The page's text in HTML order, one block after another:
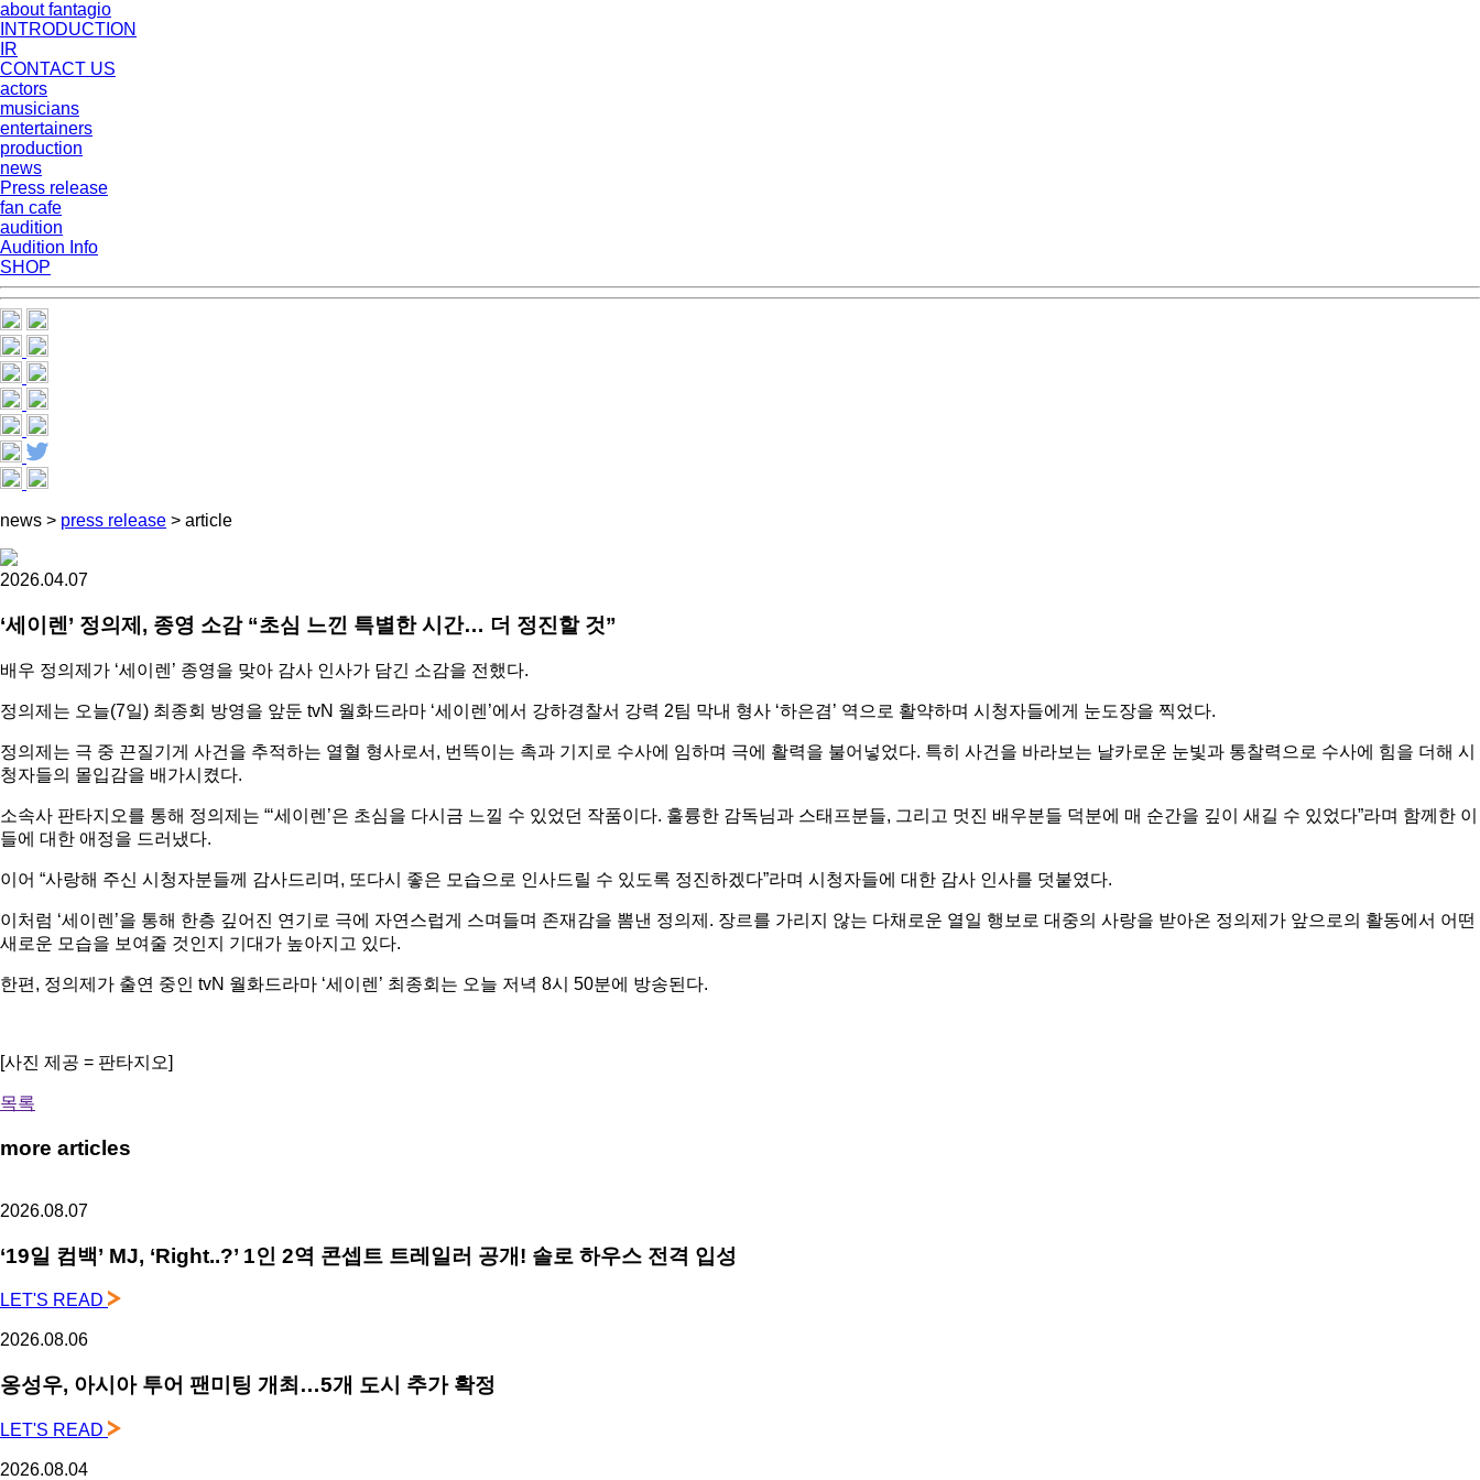
about fantagio
INTRODUCTION
IR
CONTACT US
actors
musicians
entertainers
production
news
Press release
fan cafe
audition
Audition Info
SHOP
news > press release > article
2026.04.07
‘세이렌’ 정의제, 종영 소감 “초심 느낀 특별한 시간… 더 정진할 것”
배우 정의제가 ‘세이렌’ 종영을 맞아 감사 인사가 담긴 소감을 전했다.
정의제는 오늘(7일) 최종회 방영을 앞둔 tvN 월화드라마 ‘세이렌’에서 강하경찰서 강력 2팀 막내 형사 ‘하은겸’ 역으로 활약하며 시청자들에게 눈도장을 찍었다.
정의제는 극 중 끈질기게 사건을 추적하는 열혈 형사로서, 번뜩이는 촉과 기지로 수사에 임하며 극에 활력을 불어넣었다. 특히 사건을 바라보는 날카로운 눈빛과 통찰력으로 수사에 힘을 더해 시
청자들의 몰입감을 배가시켰다.
소속사 판타지오를 통해 정의제는 “‘세이렌’은 초심을 다시금 느낄 수 있었던 작품이다. 훌륭한 감독님과 스태프분들, 그리고 멋진 배우분들 덕분에 매 순간을 깊이 새길 수 있었다”라며 함께한 이
들에 대한 애정을 드러냈다.
이어 “사랑해 주신 시청자분들께 감사드리며, 또다시 좋은 모습으로 인사드릴 수 있도록 정진하겠다”라며 시청자들에 대한 감사 인사를 덧붙였다.
이처럼 ‘세이렌’을 통해 한층 깊어진 연기로 극에 자연스럽게 스며들며 존재감을 뽐낸 정의제. 장르를 가리지 않는 다채로운 열일 행보로 대중의 사랑을 받아온 정의제가 앞으로의 활동에서 어떤
새로운 모습을 보여줄 것인지 기대가 높아지고 있다.
한편, 정의제가 출연 중인 tvN 월화드라마 ‘세이렌’ 최종회는 오늘 저녁 8시 50분에 방송된다.
[사진 제공 = 판타지오]
목록
more articles
2026.08.07
‘19일 컴백’ MJ, ‘Right..?’ 1인 2역 콘셉트 트레일러 공개! 솔로 하우스 전격 입성
LET'S READ
2026.08.06
옹성우, 아시아 투어 팬미팅 개최…5개 도시 추가 확정
LET'S READ
2026.08.04